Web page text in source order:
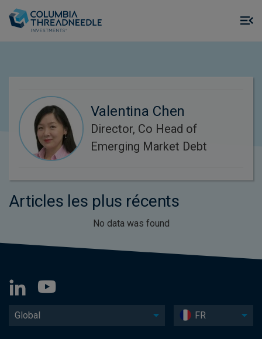
Valentina Chen
Director, Co Head of
Emerging Market Debt
Articles les plus récents
No data was found
Global FR